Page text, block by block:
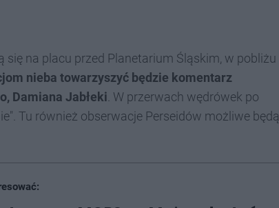
na placu przed Planetarium Śląskim, w pobliżu
nieba towarzyszyć będzie komentarz
Damiana Jabłeki . W przerwach wędrówek po
Tu również obserwacje Perseidów możliwe będą